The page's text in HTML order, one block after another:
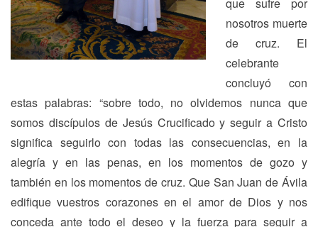
que sufre por
nosotros muerte
de cruz. El
celebrante
concluyó con
estas palabras: “sobre todo, no olvidemos nunca que
somos discípulos de Jesús Crucificado y seguir a Cristo
significa seguirlo con todas las consecuencias, en la
alegría y en las penas, en los momentos de gozo y
también en los momentos de cruz. Que San Juan de Ávila
edifique vuestros corazones en el amor de Dios y nos
conceda ante todo el deseo y la fuerza para seguir a